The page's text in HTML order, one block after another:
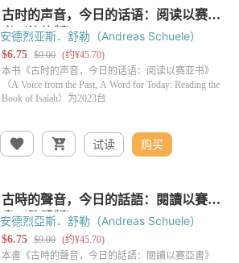
安德烈亚斯．舒勒（Andreas Schuele）
试读 购买
安德烈亞斯．舒勒（Andreas Schuele）